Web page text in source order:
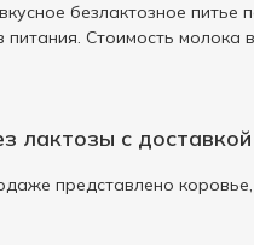
безлактозное
Стоимость
лактозы с доставкой
представлено